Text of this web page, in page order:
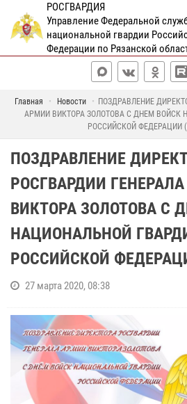
РОСГВАРДИЯ
Управление Федеральной
национальной гвардии
Федерации по Рязанской
Главная Новости
ПОЗДРАВЛЕНИЕ
АРМИИ ВИКТОРА ЗОЛОТОВА С ДНЕМ ВОЙСК
РОССИЙСКОЙ ФЕДЕРАЦИИ
ПОЗДРАВЛЕНИЕ
РОСГВАРДИИ
ВИКТОРА ЗОЛОТОВА С
НАЦИОНАЛЬНОЙ
РОССИЙСКОЙ
27 марта 2020, 08:38